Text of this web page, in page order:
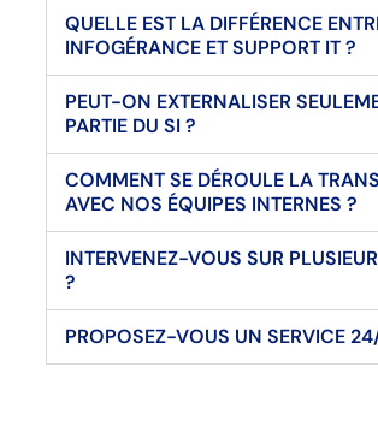
QUELLE EST LA DIFFÉRENCE
INFOGÉRANCE ET SUPPORT IT ?
PEUT-ON EXTERNALISER
PARTIE DU SI ?
COMMENT SE DÉROULE LA
AVEC NOS ÉQUIPES INTERNES ?
INTERVENEZ-VOUS SUR
?
PROPOSEZ-VOUS UN SERVICE